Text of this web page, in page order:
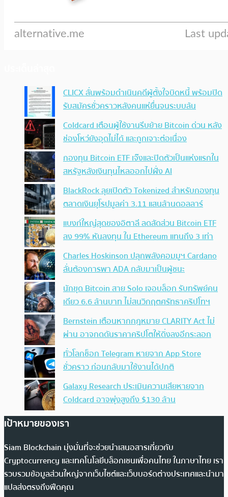
CLICX ลั่นพร้อมดำเนินคดีผู้ตั้งใจบิดหนี้ พร้อมปิด
รับสมัครชั่วคราวหลังคนแห่ยื่นจนระบบล้น
Coldcard เตือนผู้ใช้งานรีบย้าย Bitcoin ด่วน หลัง
ช่องโหว่ยังอุดไม่ได้ และถูกเจาะต่อเนื่อง
กองทุน Bitcoin ETF เจ๊งและปิดตัวเป็นแห่งแรกใน
สหรัฐหลังเงินทุนไหลออกไปฝั่ง AI
BlackRock ลุยเปิดตัว Tokenized สำหรับกองทุน
ตลาดเงินยุโรปมูลค่า 3.11 แสนล้านดอลลาร์
แบงก์ใหญ่สุดของอิตาลี ลดสัดส่วน Bitcoin ETF
ลง 99% หันลงทุน ใน Ethereum แทนถึง 3 เท่า
Charles Hoskinson ปลุกพลังคอมมูฯ Cardano
ลั่นต้องการพา ADA กลับมาเป็นผู้ชนะ
นักขุด Bitcoin สาย Solo เจอบล็อก รับทรัพย์คน
เดียว 6.6 ล้านบาท ไม่สนวิกฤตศรัทธาคริปโทฯ
Bernstein เตือนหากกฎหมาย CLARITY Act ไม่
ผ่าน อาจกดดันราคาคริปโตให้ดิ่งลงอีกระลอก
ทั่วโลกช็อก Telegram หายจาก App Store
ชั่วคราว ก่อนกลับมาใช้งานได้ปกติ
Galaxy Research ประเมินความเสียหายจาก
Coldcard อาจพุ่งสูงถึง $130 ล้าน
เป้าหมายของเรา
Siam Blockchain มุ่งมั่นที่จะช่วยนำเสนอสารเกี่ยวกับ
Cryptocurrency และเทคโนโลยีบล็อกเชนเพื่อคนไทย ในภาษาไทย เรา
รวบรวมข้อมูลส่วนใหญ่จากเว็บไซต์และเว็บบอร์ดต่างประเทศและนำมา
แปลส่งตรงถึงฟีดคุณ